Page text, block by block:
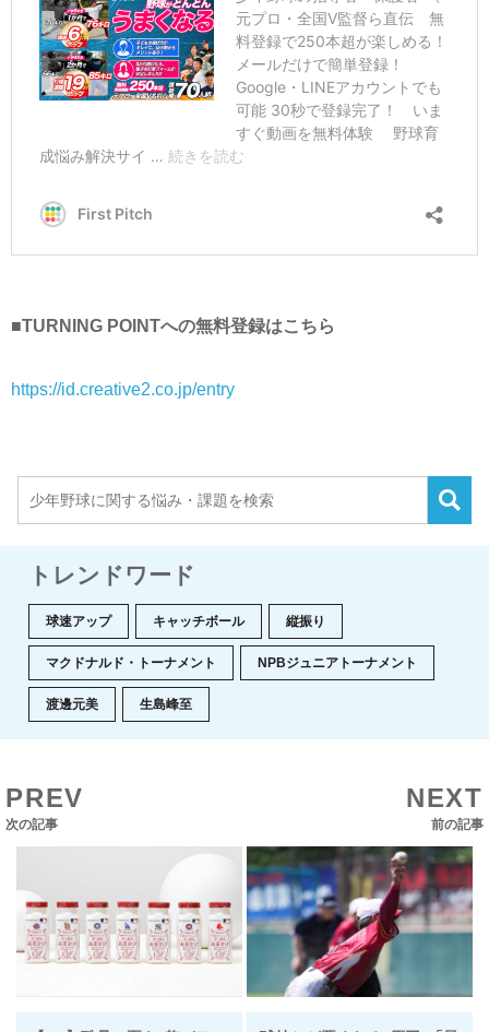
■TURNING POINTへの無料登録はこちら
https://id.creative2.co.jp/entry
トレンドワード
球速アップ キャッチボール 縦振り
マクドナルド・トーナメント NPBジュニアトーナメント
渡邊元美 生島峰至
PREV
次の記事
NEXT
前の記事